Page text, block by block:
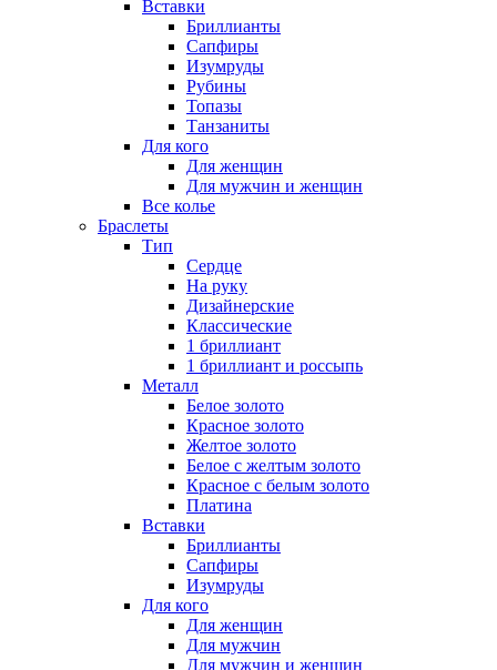
Вставки
Бриллианты
Сапфиры
Изумруды
Рубины
Топазы
Танзаниты
Для кого
Для женщин
Для мужчин и женщин
Все колье
Браслеты
Тип
Сердце
На руку
Дизайнерские
Классические
1 бриллиант
1 бриллиант и россыпь
Металл
Белое золото
Красное золото
Желтое золото
Белое с желтым золото
Красное с белым золото
Платина
Вставки
Бриллианты
Сапфиры
Изумруды
Для кого
Для женщин
Для мужчин
Для мужчин и женщин